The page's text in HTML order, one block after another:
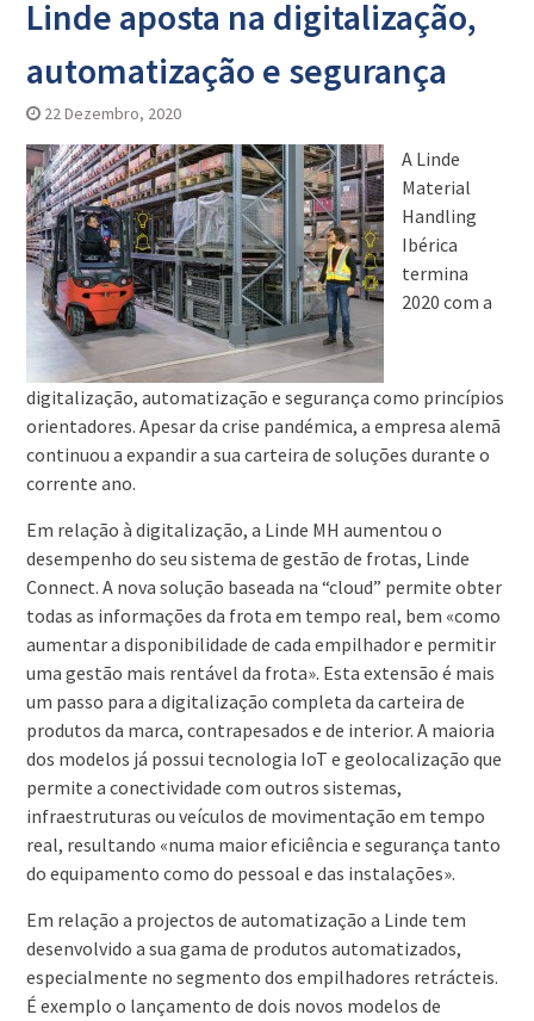
Linde aposta na digitalização,
automatização e segurança
22 Dezembro, 2020
A Linde
Material
Handling
Ibérica
termina
2020 com a
digitalização, automatização e segurança como princípios
orientadores. Apesar da crise pandémica, a empresa alemã
continuou a expandir a sua carteira de soluções durante o
corrente ano.
Em relação à digitalização, a Linde MH aumentou o
desempenho do seu sistema de gestão de frotas, Linde
Connect. A nova solução baseada na “cloud” permite obter
todas as informações da frota em tempo real, bem «como
aumentar a disponibilidade de cada empilhador e permitir
uma gestão mais rentável da frota». Esta extensão é mais
um passo para a digitalização completa da carteira de
produtos da marca, contrapesados e de interior. A maioria
dos modelos já possui tecnologia IoT e geolocalização que
permite a conectividade com outros sistemas,
infraestruturas ou veículos de movimentação em tempo
real, resultando «numa maior eficiência e segurança tanto
do equipamento como do pessoal e das instalações».
Em relação a projectos de automatização a Linde tem
desenvolvido a sua gama de produtos automatizados,
especialmente no segmento dos empilhadores retrácteis.
É exemplo o lançamento de dois novos modelos de